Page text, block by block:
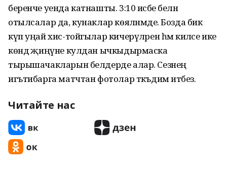
беренче уенда катнашты. 3:10 исәбе белән
отылсалар да, кунаклар көяләнмәде. Бозда бик
күп уңай хис-тойгылар кичерүләрен һәм киләсе ике
көндә җиңүне кулдан ычкыдырмаска
тырышачакларын белдерде алар. Сезнең
игътибарга матчтан фотолар тәкъдим итәбез.
Читайте нас